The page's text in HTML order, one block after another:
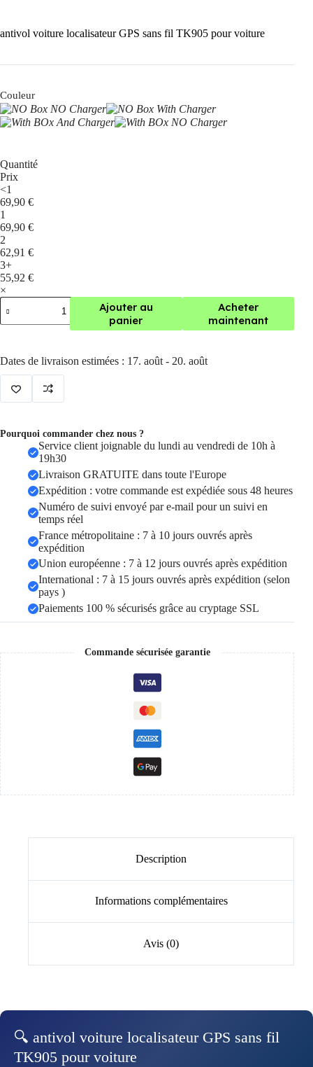
antivol voiture localisateur GPS sans fil TK905 pour voiture
Couleur
Quantité
Prix
<1
69,90 €
1
69,90 €
2
62,91 €
3+
55,92 €
×
quantité
de
antivol
GPS
sans
TK905
Ajouter au
panier
Acheter
maintenant
Dates de livraison estimées : 17. août - 20. août
Pourquoi commander chez nous ?
Service client joignable du lundi au vendredi de 10h à
19h30
Livraison GRATUITE dans toute l'Europe
Expédition : votre commande est expédiée sous 48 heures
Numéro de suivi envoyé par e-mail pour un suivi en
temps réel
France métropolitaine : 7 à 10 jours ouvrés après
expédition
Union européenne : 7 à 12 jours ouvrés après expédition
International : 7 à 15 jours ouvrés après expédition (selon
pays )
Paiements 100 % sécurisés grâce au cryptage SSL
Commande sécurisée garantie
Description
Informations complémentaires
Avis (0)
🔍 antivol voiture localisateur GPS sans fil
TK905 pour voiture